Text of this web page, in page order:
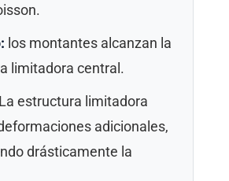
los montantes alcanzan la
limitadora central.
La estructura limitadora
adicionales,
drásticamente la